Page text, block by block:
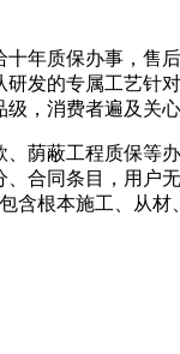
质保办事，售
发的专属工艺
，消费者遍及关
蔽工程质保等
合同条目，用
根本施工、从